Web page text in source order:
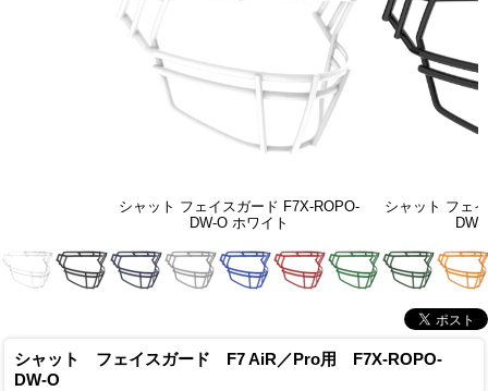
シャット フェイスガード F7X-ROPO-
DW-O ホワイト
シャット フェ
DW-
シャット フェイスガード F7 AiR／Pro用 F7X-ROPO-
DW-O